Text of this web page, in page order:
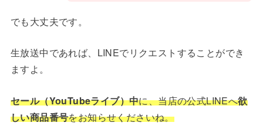
でも大丈夫です。
生放送中であれば、LINEでリクエストすることができ
ますよ。
セール（YouTubeライブ）中に、当店の公式LINEへ欲
しい商品番号をお知らせくださいね。